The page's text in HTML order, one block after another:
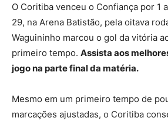
O Coritiba venceu o Confiança por 1
29, na Arena Batistão, pela oitava
Waguininho marcou o gol da vitória
primeiro tempo. Assista aos
jogo na parte final da matéria.
Mesmo em um primeiro tempo de
marcações ajustadas, o Coritiba